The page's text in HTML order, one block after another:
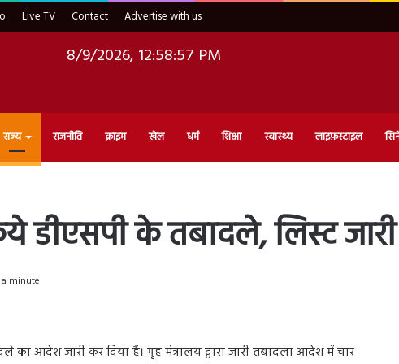
Live TV Contact Advertise with us
8/9/2026, 12:58:58 PM
राज्य राजनीति क्राइम खेल धर्म शिक्षा स्वास्थ्य लाइफ़स्टाइल
डीएसपी के तबादले, लिस्ट जारी
minute
का आदेश जारी कर दिया हैं। गृह मंत्रालय द्वारा जारी तबादला आदेश में चार